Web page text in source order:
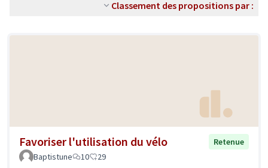
Classement des propositions par :
Favoriser l'utilisation du vélo
Retenue
Baptistune
10 29